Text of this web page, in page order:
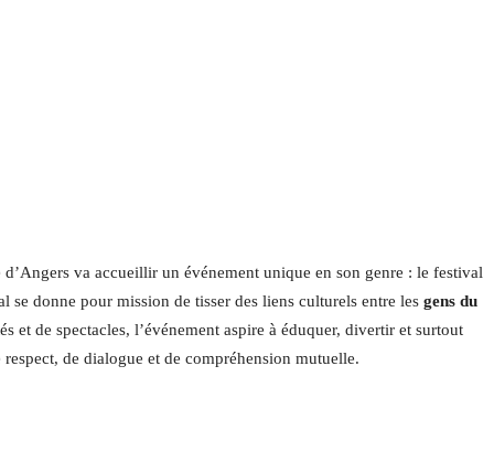
va accueillir un événement unique en son genre : le festival
se donne pour mission de tisser des liens culturels entre les gens du
et de spectacles, l’événement aspire à éduquer, divertir et surtout
de dialogue et de compréhension mutuelle.